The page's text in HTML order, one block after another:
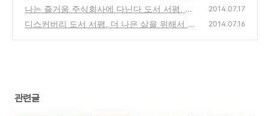
글을 써서 자기 자신을 찾아가는 방법은?
나는 즐거움 주식회사에 다닌다 도서 서평, 멘
로 이노베이션의 행복한 직장만들기 방법
(0)
2014.07.17
디스커버리 도서 서평, 더 나은 삶을 위해서 우
2014.07.16
관련글